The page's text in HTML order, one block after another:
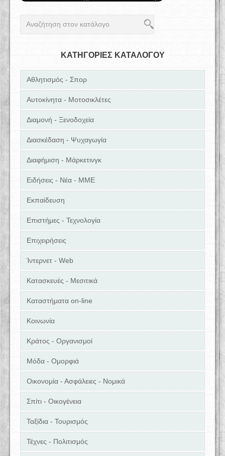
ΚΑΤΗΓΟΡΙΕΣ ΚΑΤΑΛΟΓΟΥ
Αθλητισμός - Σπορ
Αυτοκίνητα - Μοτοσικλέτες
Διαμονή - Ξενοδοχεία
Διασκέδαση - Ψυχαγωγία
Διαφήμιση - Μάρκετινγκ
Ειδήσεις - Νέα - ΜΜΕ
Εκπαίδευση
Επιστήμες - Τεχνολογία
Επιχειρήσεις
Ίντερνετ - Web
Κατασκευές - Μεσιτικά
Καταστήματα on-line
Κοινωνία
Κράτος - Οργανισμοί
Μόδα - Ομορφιά
Οικονομία - Ασφάλειες - Νομικά
Σπίτι - Οικογένεια
Ταξίδια - Τουρισμός
Τέχνες - Πολιτισμός